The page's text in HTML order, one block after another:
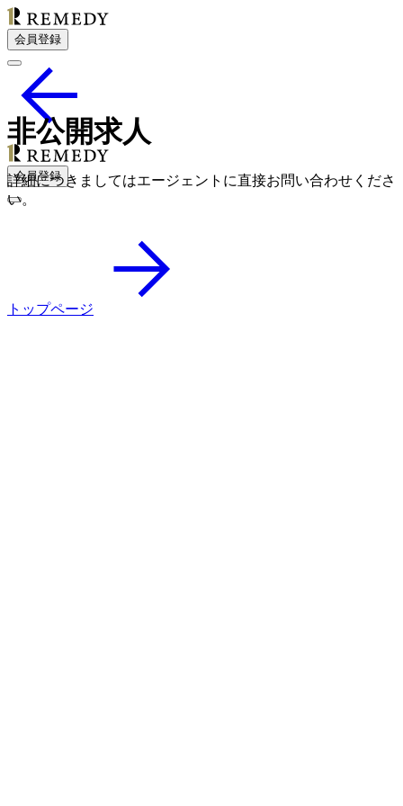
会員登録
会員登録
非公開求人
詳細につきましてはエージェントに直接お問い合わせくださ
い。
トップページ